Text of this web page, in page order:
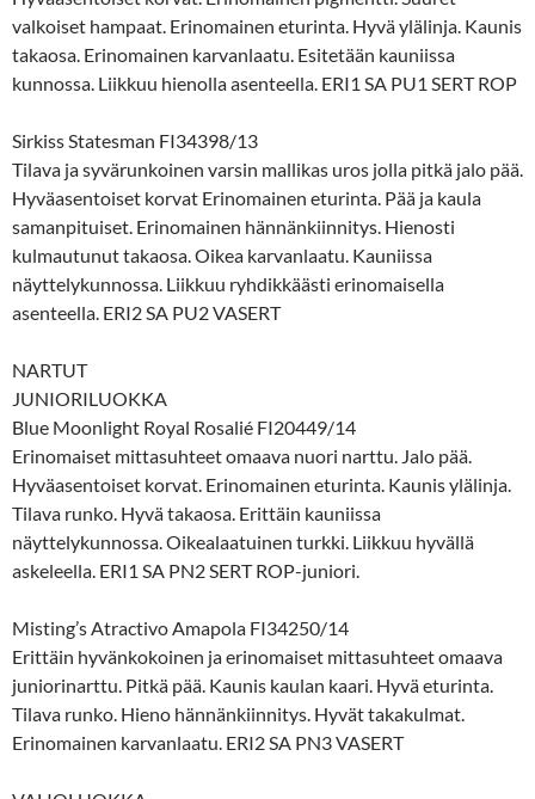
valkoiset hampaat. Erinomainen eturinta. Hyvä ylälinja. Kaunis
takaosa. Erinomainen karvanlaatu. Esitetään kauniissa
kunnossa. Liikkuu hienolla asenteella. ERI1 SA PU1 SERT ROP
Sirkiss Statesman FI34398/13
Tilava ja syvärunkoinen varsin mallikas uros jolla pitkä jalo pää.
Hyväasentoiset korvat Erinomainen eturinta. Pää ja kaula
samanpituiset. Erinomainen hännänkiinnitys. Hienosti
kulmautunut takaosa. Oikea karvanlaatu. Kauniissa
näyttelykunnossa. Liikkuu ryhdikkäästi erinomaisella
asenteella. ERI2 SA PU2 VASERT
NARTUT
JUNIORILUOKKA
Blue Moonlight Royal Rosalié FI20449/14
Erinomaiset mittasuhteet omaava nuori narttu. Jalo pää.
Hyväasentoiset korvat. Erinomainen eturinta. Kaunis ylälinja.
Tilava runko. Hyvä takaosa. Erittäin kauniissa
näyttelykunnossa. Oikealaatuinen turkki. Liikkuu hyvällä
askeleella. ERI1 SA PN2 SERT ROP-juniori.
Misting’s Atractivo Amapola FI34250/14
Erittäin hyvänkokoinen ja erinomaiset mittasuhteet omaava
juniorinarttu. Pitkä pää. Kaunis kaulan kaari. Hyvä eturinta.
Tilava runko. Hieno hännänkiinnitys. Hyvät takakulmat.
Erinomainen karvanlaatu. ERI2 SA PN3 VASERT